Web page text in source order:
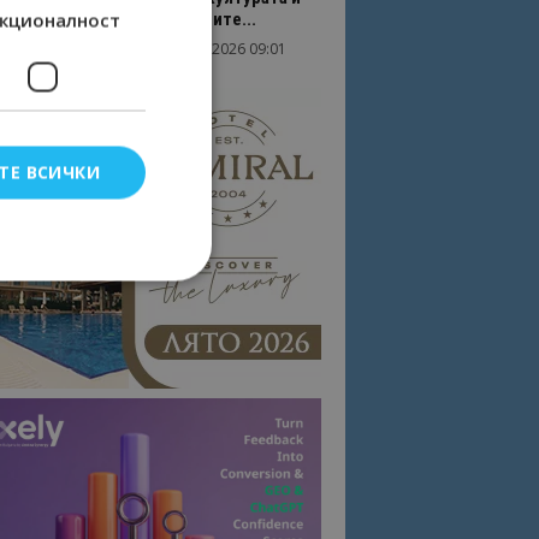
вдъхновяващите...
17/06/2026 09:01
ВСИЧКИ
влизане и